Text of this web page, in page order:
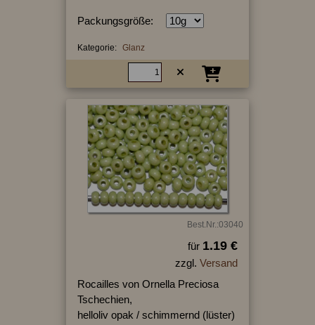
Packungsgröße:
Kategorie: Glanz
Best.Nr.:03040
für 1.19 €
zzgl. Versand
Rocailles von Ornella Preciosa
Tschechien,
helloliv opak / schimmernd (lüster)